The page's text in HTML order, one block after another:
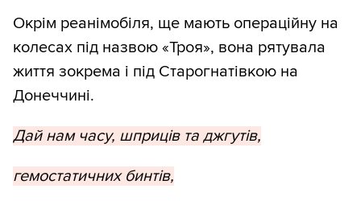
Окрім реанімобіля, ще мають операційну на
колесах під назвою «Троя», вона рятувала
життя зокрема і під Старогнатівкою на
Донеччині.
Дай нам часу, шприців та джгутів,
гемостатичних бинтів,